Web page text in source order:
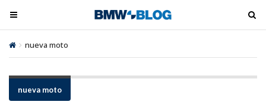
M
e
n
ú
o
M
e
ú
nueva moto
nueva moto